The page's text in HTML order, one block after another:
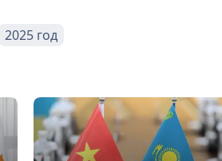
2025 год